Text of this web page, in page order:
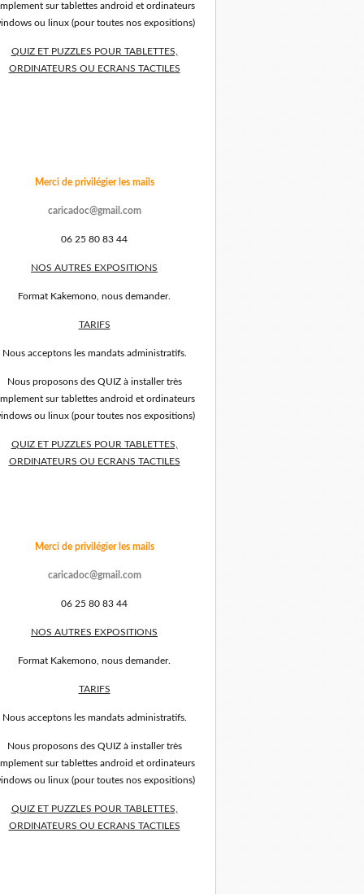
sur tablettes android et ordinateurs
ou linux (pour toutes nos expositions)
QUIZ ET PUZZLES POUR TABLETTES,
ORDINATEURS OU ECRANS TACTILES
Merci de privilégier les mails
caricadoc@gmail.com
06 25 80 83 44
NOS AUTRES EXPOSITIONS
Format Kakemono, nous demander.
TARIFS
Nous acceptons les mandats administratifs.
Nous proposons des QUIZ à installer très
sur tablettes android et ordinateurs
ou linux (pour toutes nos expositions)
QUIZ ET PUZZLES POUR TABLETTES,
ORDINATEURS OU ECRANS TACTILES
Merci de privilégier les mails
caricadoc@gmail.com
06 25 80 83 44
NOS AUTRES EXPOSITIONS
Format Kakemono, nous demander.
TARIFS
Nous acceptons les mandats administratifs.
Nous proposons des QUIZ à installer très
sur tablettes android et ordinateurs
ou linux (pour toutes nos expositions)
QUIZ ET PUZZLES POUR TABLETTES,
ORDINATEURS OU ECRANS TACTILES